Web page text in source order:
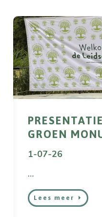
GROEN
1-07-26
…
Lees meer